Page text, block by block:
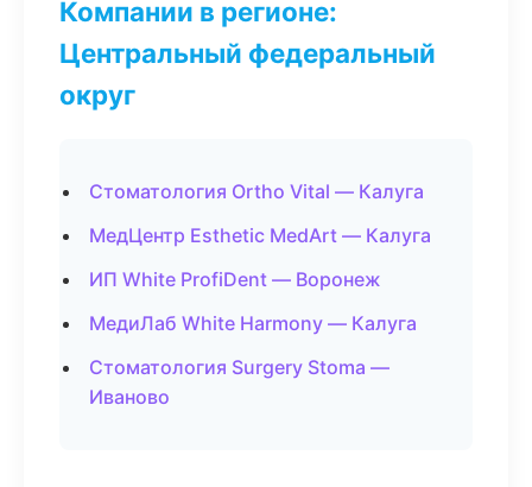
Компании в регионе:
Центральный федеральный
округ
Стоматология Ortho Vital — Калуга
МедЦентр Esthetic MedArt — Калуга
ИП White ProfiDent — Воронеж
МедиЛаб White Harmony — Калуга
Стоматология Surgery Stoma —
Иваново